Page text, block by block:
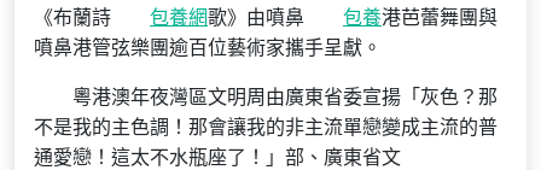
《布蘭詩
包養網歌》由噴鼻 包養港芭蕾舞團與
噴鼻港管弦樂團逾百位藝術家攜手呈獻。
粵港澳年夜灣區文明周由廣東省委宣揚「灰色？那
不是我的主色調！那會讓我的非主流單戀變成主流的普
通愛戀！這太不水瓶座了！」部、廣東省文